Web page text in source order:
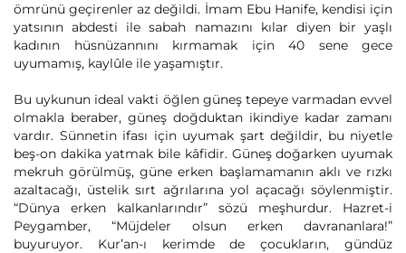
ömrünü geçirenler az değildi. İmam Ebu Hanife, kendisi için
yatsının abdesti ile sabah namazını kılar diyen bir yaşlı
kadının hüsnüzannını kırmamak için 40 sene gece
uyumamış, kaylûle ile yaşamıştır.
Bu uykunun ideal vakti öğlen güneş tepeye varmadan evvel
olmakla beraber, güneş doğduktan ikindiye kadar zamanı
vardır. Sünnetin ifası için uyumak şart değildir, bu niyetle
beş-on dakika yatmak bile kâfidir. Güneş doğarken uyumak
mekruh görülmüş, güne erken başlamamanın aklı ve rızkı
azaltacağı, üstelik sırt ağrılarına yol açacağı söylenmiştir.
“Dünya erken kalkanlarındır” sözü meşhurdur. Hazret-i
Peygamber, “Müjdeler olsun erken davrananlara!”
buyuruyor. Kur’an-ı kerimde de çocukların, gündüz